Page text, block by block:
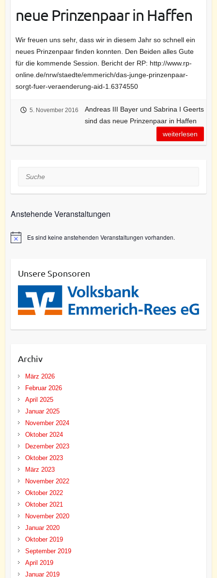
neue Prinzenpaar in Haffen
Wir freuen uns sehr, dass wir in diesem Jahr so schnell ein
neues Prinzenpaar finden konnten. Den Beiden alles Gute
für die kommende Session. Bericht der RP: http://www.rp-
online.de/nrw/staedte/emmerich/das-junge-prinzenpaar-
sorgt-fuer-veraenderung-aid-1.6374550
5. November 2016
Andreas III Bayer und Sabrina I Geerts
sind das neue Prinzenpaar in Haffen
weiterlesen
Suche
Anstehende Veranstaltungen
Es sind keine anstehenden Veranstaltungen vorhanden.
Unsere Sponsoren
Archiv
März 2026
Februar 2026
April 2025
Januar 2025
November 2024
Oktober 2024
Dezember 2023
Oktober 2023
März 2023
November 2022
Oktober 2022
Oktober 2021
November 2020
Januar 2020
Oktober 2019
September 2019
April 2019
Januar 2019